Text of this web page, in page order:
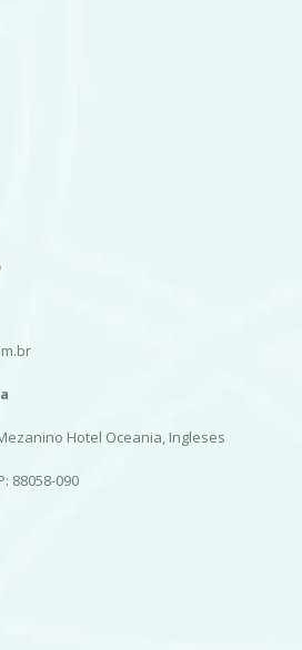
Hotel Oceania, Ingleses
88058-090